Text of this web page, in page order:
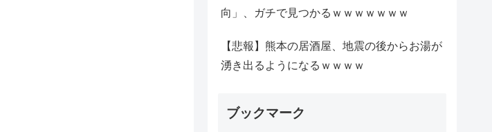
向」、ガチで見つかるｗｗｗｗｗｗｗ
【悲報】熊本の居酒屋、地震の後からお湯が
湧き出るようになるｗｗｗｗ
ブックマーク